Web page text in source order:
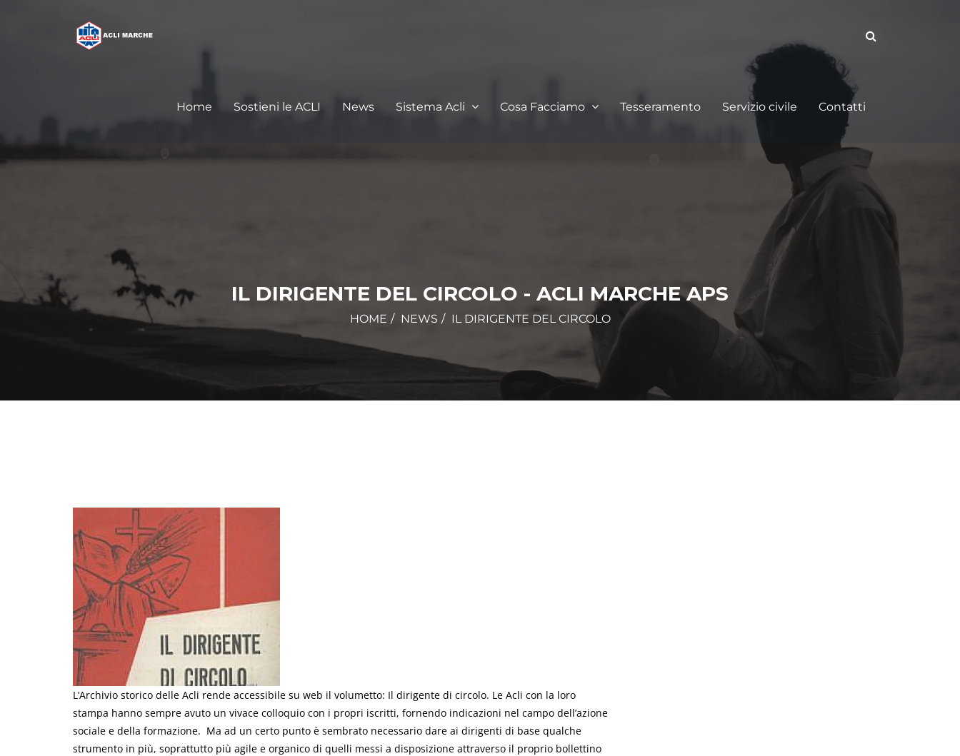
Home Sostieni le ACLI News Sistema Acli Cosa Facciamo Tesseramento Servizio civile Contatti
IL DIRIGENTE DEL CIRCOLO - ACLI MARCHE APS
HOME NEWS IL DIRIGENTE DEL CIRCOLO
L’Archivio storico delle Acli rende accessibile su web il volumetto: Il dirigente di circolo. Le Acli con la loro
stampa hanno sempre avuto un vivace colloquio con i propri iscritti, fornendo indicazioni nel campo dell’azione
sociale e della formazione. Ma ad un certo punto è sembrato necessario dare ai dirigenti di base qualche
strumento in più, soprattutto più agile e organico di quelli messi a disposizione attraverso il proprio bollettino